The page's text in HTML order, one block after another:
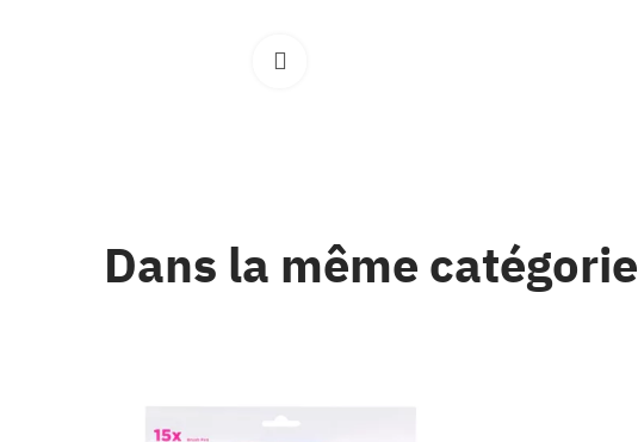
Dans la même catégorie